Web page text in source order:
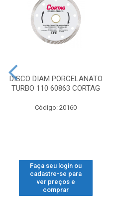
DISCO DIAM PORCELANATO
TURBO 110 60863 CORTAG
Código: 20160
Faça seu login ou
cadastre-se para
ver preços e
comprar